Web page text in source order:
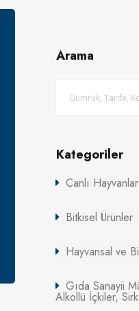
Arama
Kategoriler
Canlı
Bitkisel Ürünler
Hayvansal ve
Gıda Sanayii
Alkollü İçkiler,